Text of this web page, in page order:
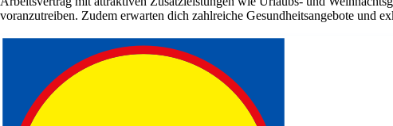
voranzutreiben. Zudem erwarten dich zahlreiche Gesundheitsangebote und